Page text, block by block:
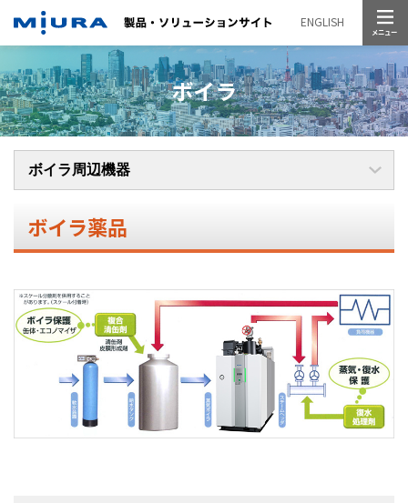
ENGLISH
ボイラ
ボイラ薬品